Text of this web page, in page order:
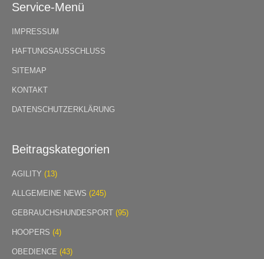
Service-Menü
IMPRESSUM
HAFTUNGSAUSSCHLUSS
SITEMAP
KONTAKT
DATENSCHUTZERKLÄRUNG
Beitragskategorien
AGILITY (13)
ALLGEMEINE NEWS (245)
GEBRAUCHSHUNDESPORT (95)
HOOPERS (4)
OBEDIENCE (43)